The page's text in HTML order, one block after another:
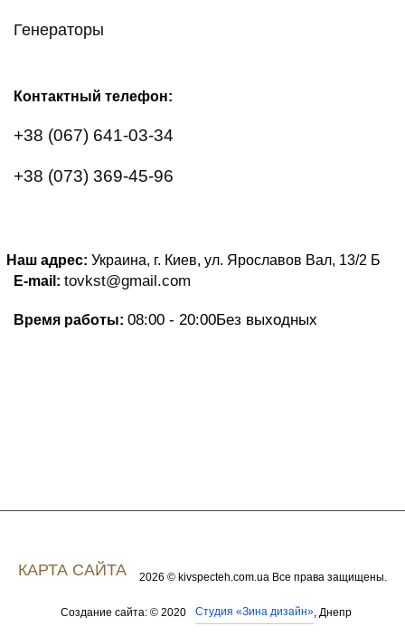
Генераторы
Контактный телефон:
+38 (067) 641-03-34
+38 (073) 369-45-96
Наш адрес: Украина, г. Киев, ул. Ярославов Вал, 13/2 Б
E-mail: tovkst@gmail.com
Время работы: 08:00 - 20:00Без выходных
КАРТА САЙТА 2026 © kivspecteh.com.ua Все права защищены.
Создание сайта: © 2020 Студия «Зина дизайн» , Днепр